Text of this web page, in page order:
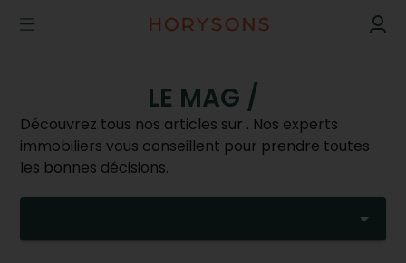
LE MAG /
Découvrez tous nos articles sur . Nos experts
immobiliers vous conseillent pour prendre toutes
les bonnes décisions.